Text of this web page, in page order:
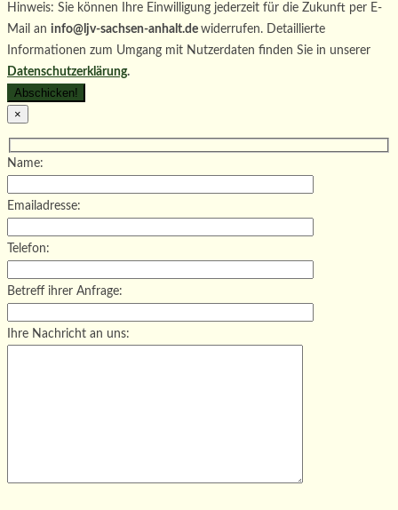
Hinweis: Sie können Ihre Einwilligung jederzeit für die Zukunft per E-
Mail an info@ljv-sachsen-anhalt.de widerrufen. Detaillierte
Informationen zum Umgang mit Nutzerdaten finden Sie in unserer
Datenschutzerklärung.
×
Name:
Emailadresse:
Telefon:
Betreff ihrer Anfrage:
Ihre Nachricht an uns: